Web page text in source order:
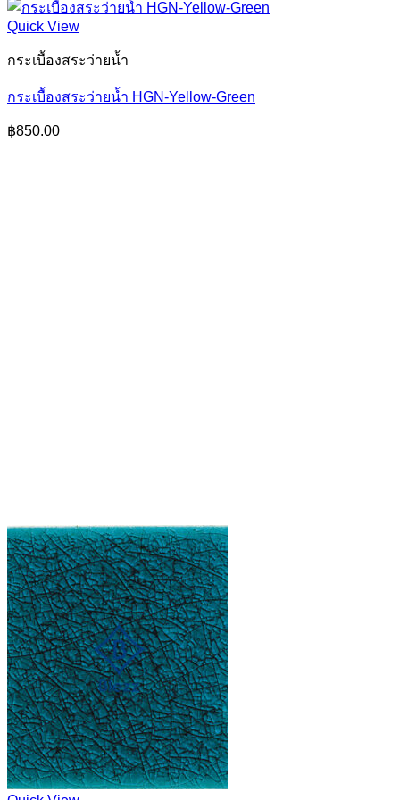
Quick View
กระเบื้องสระว่ายน้ำ
กระเบื้องสระว่ายน้ำ HGN-Yellow-Green
฿850.00